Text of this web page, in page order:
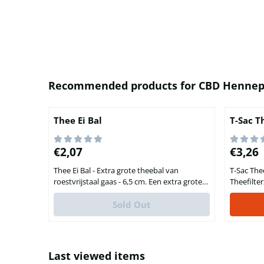
Recommended products for CBD
Thee Ei Bal
Price: 2,07
€2,07
Thee Ei Bal - Extra grote theebal van
roestvrijstaal gaas - 6,5 cm. Een extra grote
thee-bal-ei van maar liefst 6,5 cm in
doorsnee, uitgevoerd in roestvrijstaal gaas.
Door de grote omvang van de thee-bal
ontplooien, waardoor de thee niet alleen e...
Sold Out
T-Sac
Price:
€3,26
T-Sac
Deze
T-sac
hoge
Last viewed items